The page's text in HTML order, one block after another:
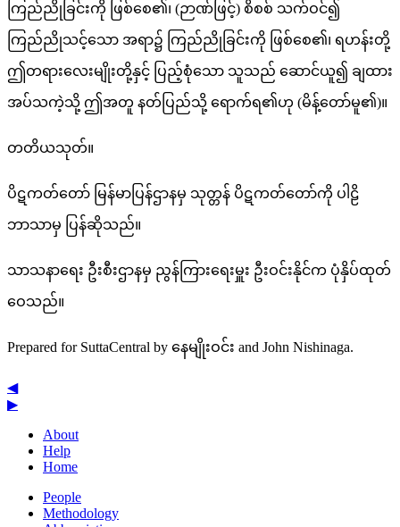
ကြည်ညိုခြင်းကို ဖြစ်စေ၏၊ (ဉာဏ်ဖြင့်) စိစစ် သက်ဝင်၍
ကြည်ညိုသင့်သော အရာ၌ ကြည်ညိုခြင်းကို ဖြစ်စေ၏၊ ရဟန်းတို့
ဤတရားလေးမျိုးတို့နှင့် ပြည့်စုံသော သူသည် ဆောင်ယူ၍ ချထား
အပ်သကဲ့သို့ ဤအတူ နတ်ပြည်သို့ ရောက်ရ၏ဟု (မိန့်တော်မူ၏)။
တတိယသုတ်။
ပိဋကတ်တော် မြန်မာပြန်ဌာနမှ သုတ္တန် ပိဋကတ်တော်ကို ပါဠိ
ဘာသာမှ ပြန်ဆိုသည်။
သာသနာရေး ဦးစီးဌာနမှ ညွန်ကြားရေးမှူး ဦးဝင်းနိုင်က ပုံနှိပ်ထုတ်
ဝေသည်။
Prepared for SuttaCentral by နေမျိုးဝင်း and John Nishinaga.
◀
▶
About
Help
Home
People
Methodology